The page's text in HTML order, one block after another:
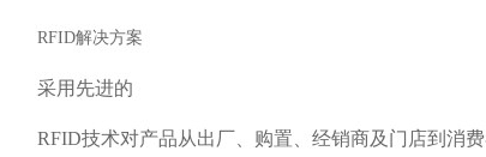
RFID解决方案
采用先进的
RFID技术对产品从出厂、购置、经销商及门店到消